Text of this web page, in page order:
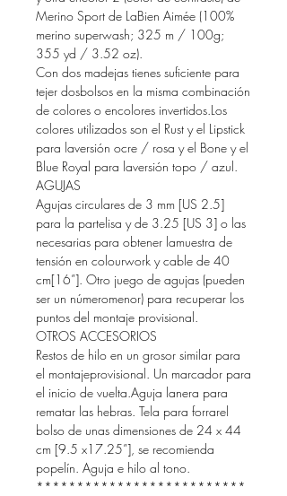
Merino Sport de LaBien Aimée (100%
merino superwash; 325 m / 100g;
355 yd / 3.52 oz).
Con dos madejas tienes suficiente para
tejer dosbolsos en la misma combinación
de colores o encolores invertidos.Los
colores utilizados son el Rust y el Lipstick
para laversión ocre / rosa y el Bone y el
Blue Royal para laversión topo / azul.
AGUJAS
Agujas circulares de 3 mm [US 2.5]
para la partelisa y de 3.25 [US 3] o las
necesarias para obtener lamuestra de
tensión en colourwork y cable de 40
cm[16”]. Otro juego de agujas (pueden
ser un númeromenor) para recuperar los
puntos del montaje provisional.
OTROS ACCESORIOS
Restos de hilo en un grosor similar para
el montajeprovisional. Un marcador para
el inicio de vuelta.Aguja lanera para
rematar las hebras. Tela para forrarel
bolso de unas dimensiones de 24 x 44
cm [9.5 x17.25”], se recomienda
popelín. Aguja e hilo al tono.
**************************